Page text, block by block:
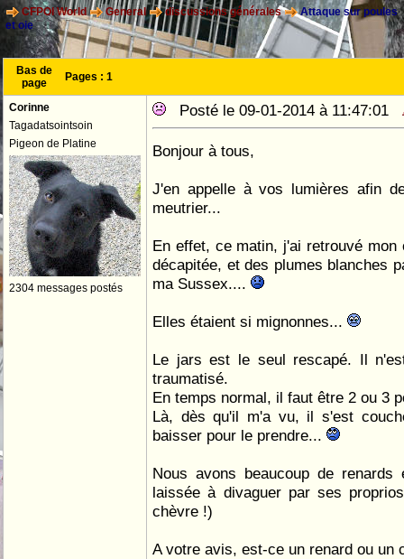
CFPOI World General discussions générales
Attaque sur poules
et oie
Bas de
page
Pages : 1
Corinne
Tagadatsointsoin
Pigeon de Platine
2304 messages postés
Posté le 09-01-2014 à 11:47:01
Bonjour à tous,
J'en appelle à vos lumières afin
meutrier...
En effet, ce matin, j'ai retrouvé mon
décapitée, et des plumes blanches
ma Sussex....
Elles étaient si mignonnes...
Le jars est le seul rescapé. Il
traumatisé.
En temps normal, il faut être 2 ou 3
Là, dès qu'il m'a vu, il s'est
baisser pour le prendre...
Nous avons beaucoup de renards
laissée à divaguer par ses
chèvre !)
A votre avis, est-ce un renard ou un